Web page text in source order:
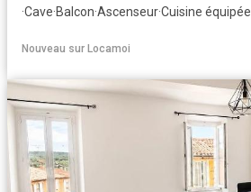
·Cave·Balcon·Ascenseur·Cuisine équipée
Nouveau sur Locamoi